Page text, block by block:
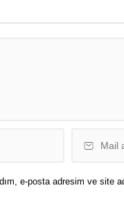
Coğrafya Bölümü
e-posta adresim ve site